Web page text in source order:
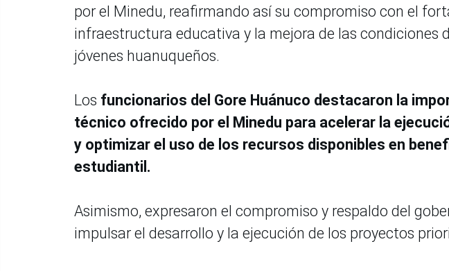
por el Minedu, reafirmando así su compromiso con el
infraestructura educativa y la mejora de las condiciones
jóvenes huanuqueños.
Los funcionarios del Gore Huánuco destacaron la
técnico ofrecido por el Minedu para acelerar la
y optimizar el uso de los recursos disponibles en
estudiantil.
Asimismo, expresaron el compromiso y respaldo del
impulsar el desarrollo y la ejecución de los proyectos